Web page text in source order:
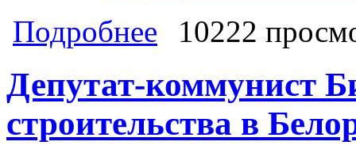
Подробнее о Депутаты разобрались в проблеме
10222
Депутат-коммунист
строительства в